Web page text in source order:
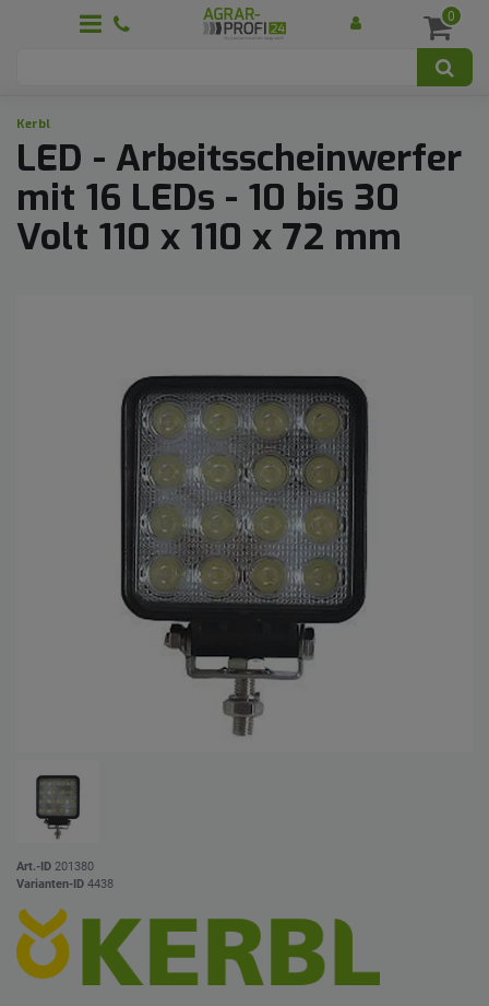
0
Kerbl
LED - Arbeitsscheinwerfer
mit 16 LEDs - 10 bis 30
Volt 110 x 110 x 72 mm
Art.-ID 201380
Varianten-ID 4438